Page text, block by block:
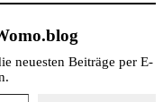
neuesten Beiträge per E-